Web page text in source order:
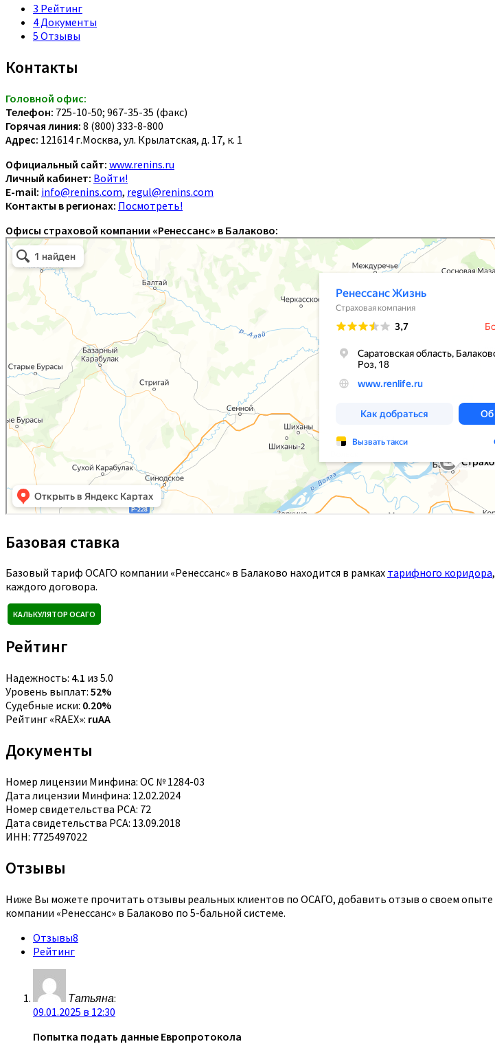
3 Рейтинг
4 Документы
5 Отзывы
Контакты
Головной офис:
Телефон: 725-10-50; 967-35-35 (факс)
Горячая линия: 8 (800) 333-8-800
Адрес: 121614 г.Москва, ул. Крылатская, д. 17, к. 1
Официальный сайт: www.renins.ru
Личный кабинет: Войти!
E-mail: info@renins.com, regul@renins.com
Контакты в регионах: Посмотреть!
Офисы страховой компании «Ренессанс» в Балаково:
Базовая ставка
Базовый тариф ОСАГО компании «Ренессанс» в Балаково находится в рамках тарифного коридора
каждого договора.
КАЛЬКУЛЯТОР ОСАГО
Рейтинг
Надежность: 4.1 из 5.0
Уровень выплат: 52%
Судебные иски: 0.20%
Рейтинг «RAEX»: ruAA
Документы
Номер лицензии Минфина: ОС № 1284-03
Дата лицензии Минфина: 12.02.2024
Номер свидетельства РСА: 72
Дата свидетельства РСА: 13.09.2018
ИНН: 7725497022
Отзывы
Ниже Вы можете прочитать отзывы реальных клиентов по ОСАГО, добавить отзыв о своем опыте
компании «Ренессанс» в Балаково по 5-бальной системе.
Отзывы8
Рейтинг
Татьяна:
09.01.2025 в 12:30
Попытка подать данные Европротокола